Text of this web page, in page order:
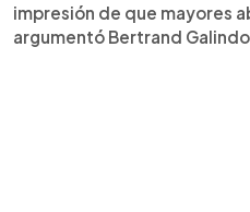
impresión de que mayores
argumentó Bertrand